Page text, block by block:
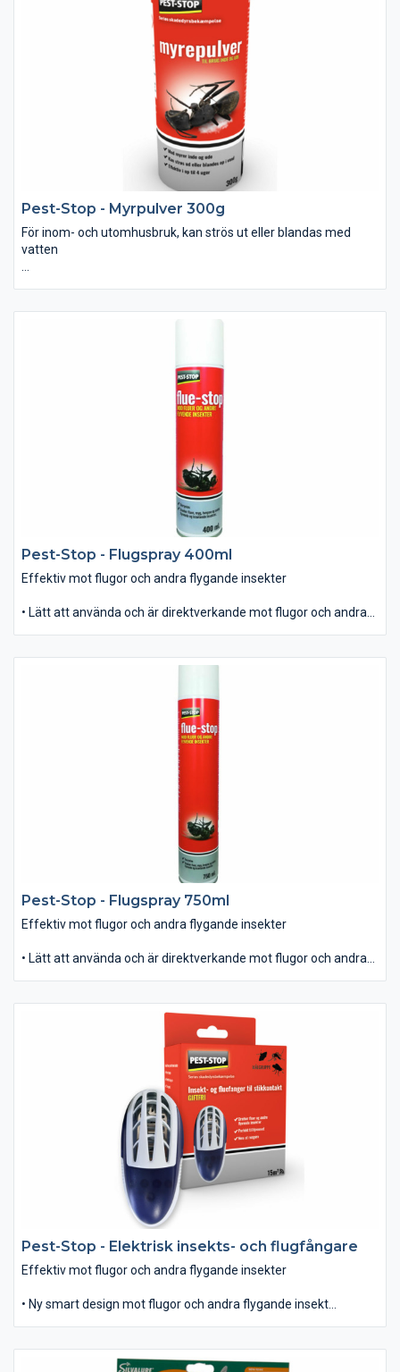
Pest-Stop - Myrpulver 300g
För inom- och utomhusbruk, kan strös ut eller blandas med
vatten
åt ca. 0,5 liter färdigblandad vätska till ett myrbo
Pest-Stop - Flugspray 400ml
Effektiv mot flugor och andra flygande insekter
• Lätt att använda och är direktverkande mot flugor och andra
Pest-Stop - Flugspray 750ml
Effektiv mot flugor och andra flygande insekter
• Lätt att använda och är direktverkande mot flugor och andra
Pest-Stop - Elektrisk insekts- och flugfångare
Effektiv mot flugor och andra flygande insekter
• Ny smart design mot flugor och andra flygande insekter.